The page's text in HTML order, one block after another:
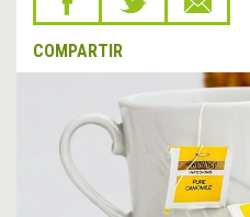
COMPARTIR